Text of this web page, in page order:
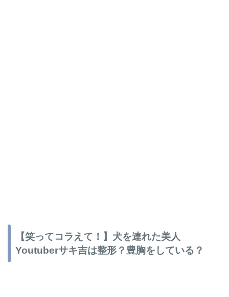
【笑ってコラえて！】犬を連れた美人
Youtuberサキ吉は整形？豊胸をしている？